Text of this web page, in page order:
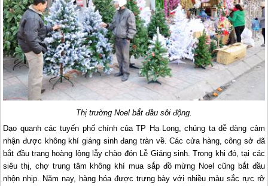
Thị trường Noel bắt đầu sôi động.
Dạo quanh các tuyến phố chính của TP Hạ Long, chúng ta dễ dàng cảm
nhận được không khí giáng sinh đang tràn về. Các cửa hàng, công sở đã
bắt đầu trang hoàng lộng lẫy chào đón Lễ Giáng sinh. Trong khi đó, tại các
siêu thị, chợ trung tâm không khí mua sắp đồ mừng Noel cũng bắt đầu
nhộn nhịp. Năm nay, hàng hóa được trưng bày với nhiều màu sắc rực rỡ